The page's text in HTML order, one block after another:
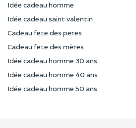
Idée cadeau homme
Idée cadeau saint valentin
Cadeau fete des peres
Cadeau fete des mères
Idée cadeau homme 30 ans
Idée cadeau homme 40 ans
Idée cadeau homme 50 ans